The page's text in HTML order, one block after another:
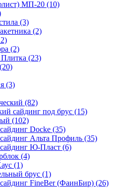
МП-20 (10)
(3)
(2)
(2)
(23)
(3)
(82)
сайдинг под брус (15)
(102)
Docke (35)
Альта Профиль (35)
Ю-Пласт (6)
(4)
(1)
брус (1)
FineBer (ФаинБир) (26)